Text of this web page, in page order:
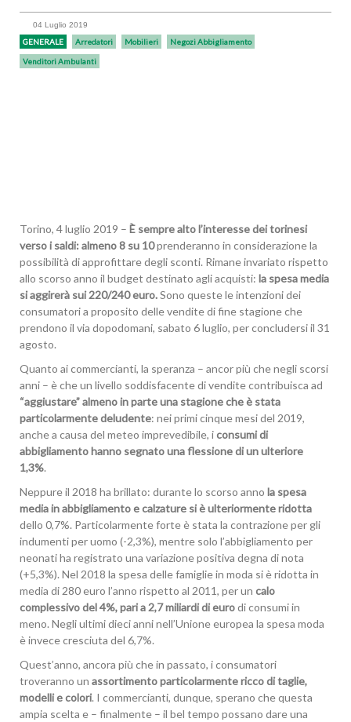
04 Luglio 2019
GENERALE Arredatori Mobilieri Negozi Abbigliamento
Venditori Ambulanti
Torino, 4 luglio 2019 – È sempre alto l’interesse dei torinesi
verso i saldi: almeno 8 su 10prenderanno in considerazione la
possibilità di approfittare degli sconti. Rimane invariato rispetto
allo scorso anno il budget destinato agli acquisti: la spesa media
si aggirerà sui 220/240 euro.Sono queste le intenzioni dei
consumatori a proposito delle vendite di fine stagione che
prendono il via dopodomani, sabato 6 luglio, per concludersi il 31
agosto.
Quanto ai commercianti, la speranza – ancor più che negli scorsi
anni – è che un livello soddisfacente di vendite contribuisca ad
“aggiustare” almeno in parte una stagione che è stata
particolarmente deludente: nei primi cinque mesi del 2019,
anche a causa del meteo imprevedibile, iconsumi di
abbigliamento hanno segnato una flessione di un ulteriore
1,3%.
Neppure il 2018 ha brillato: durante lo scorso anno la spesa
media in abbigliamento e calzature si è ulteriormente ridotta
dello 0,7%. Particolarmente forte è stata la contrazione per gli
indumenti per uomo (-2,3%), mentre solo l’abbigliamento per
neonati ha registrato una variazione positiva degna di nota
(+5,3%). Nel 2018 la spesa delle famiglie in moda si è ridotta in
media di 280 euro l’anno rispetto al 2011, per un calo
complessivo del 4%, pari a 2,7 miliardi di eurodi consumi in
meno. Negli ultimi dieci anni nell’Unione europea la spesa moda
è invece cresciuta del 6,7%.
Quest’anno, ancora più che in passato, i consumatori
troveranno un assortimento particolarmente ricco di taglie,
modelli e colori. I commercianti, dunque, sperano che questa
ampia scelta e – finalmente – il bel tempo possano dare una